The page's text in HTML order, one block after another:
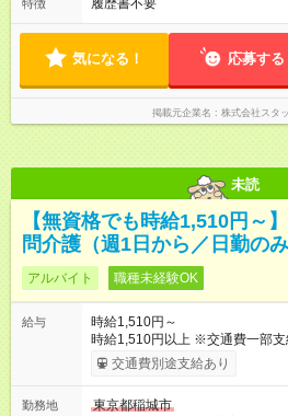
特徴 履歴書不要
気になる！ 応募する
掲載元企業名 株式会社スタ
未読
【無資格でも時給1,510円～
問介護（週1日から／日勤の
アルバイト 職種未経験OK
給与
時給1,510円～
時給1,510円以上 ※交通費一部
考慮して決定します 【収入例】 週1回勤務の場合：1,510円×8時
間×4回=4万8,320円 週3回勤務の場合：1,510円×8時間×12回
1,600円 【試用期間】試用期間あり 試用期間の長さ：2ヶ月
交通費別途支給あり
勤務地
東京都稲城市